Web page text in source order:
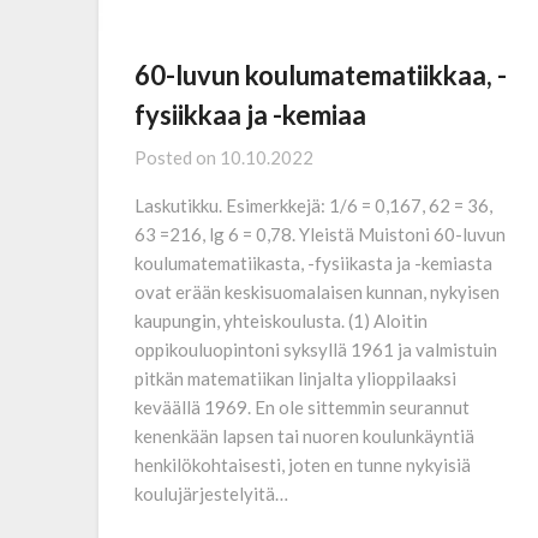
60-luvun koulumatematiikkaa, -
fysiikkaa ja -kemiaa
Posted on 10.10.2022
Laskutikku. Esimerkkejä: 1/6 = 0,167, 62 = 36,
63 =216, lg 6 = 0,78. Yleistä Muistoni 60-luvun
koulumatematiikasta, -fysiikasta ja -kemiasta
ovat erään keskisuomalaisen kunnan, nykyisen
kaupungin, yhteiskoulusta. (1) Aloitin
oppikouluopintoni syksyllä 1961 ja valmistuin
pitkän matematiikan linjalta ylioppilaaksi
keväällä 1969. En ole sittemmin seurannut
kenenkään lapsen tai nuoren koulunkäyntiä
henkilökohtaisesti, joten en tunne nykyisiä
koulujärjestelyitä…